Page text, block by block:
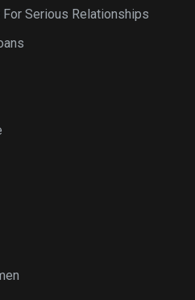
Serious Relationships